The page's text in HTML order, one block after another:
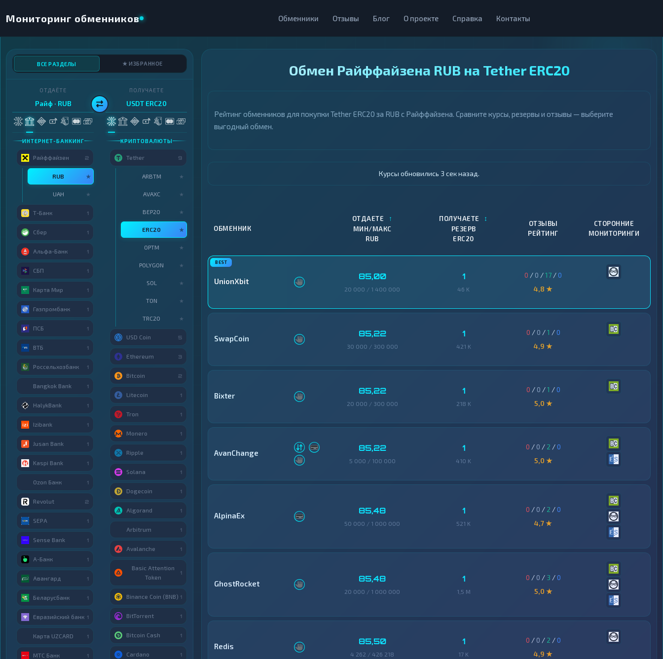
Мониторинг обменников Обменники Отзывы Блог О проекте Справка Контакты
Обмен Райффайзена RUB на Tether ERC20
Рейтинг обменников для покупки Tether ERC20 за RUB с Райффайзена. Сравните курсы, резервы и отзывы — выберите
выгодный обмен.
Курсы обновились 4 сек назад.
ОБМЕННИК
ОТДАЕТЕ ↑
МИН/МАКС
RUB
ПОЛУЧАЕТЕ ↕
РЕЗЕРВ
ERC20
ОТЗЫВЫ
РЕЙТИНГ
СТОРОННИЕ
МОНИТОРИНГИ
UnionXbit 85,00
20 000 / 1 400 000
1
46 K
0 / 0 /17 /0
4,8 ★
SwapCoin 85,22
30 000 / 300 000
1
421 K
0 / 0 /1 /0
4,9 ★
Bixter 85,22
20 000 / 300 000
1
218 K
0 / 0 /1 /0
5,0 ★
AvanChange 85,22
5 000 / 100 000
1
410 K
0 / 0 / 2 /0
5,0 ★
AlpinaEx 85,48
50 000 / 1 000 000
1
521 K
0 / 0 / 2 /0
4,7 ★
GhostRocket 85,48
20 000 / 1 000 000
1
1,5 M
0 / 0 / 3 /0
5,0 ★
Redis 85,50
4 262 / 426 218
1
17 K
0 / 0 / 2 /0
4,9 ★
ВСЕ РАЗДЕЛЫ ★ ИЗБРАННОЕ
ОТДАЁТЕ
Райф · RUB
ИНТЕРНЕТ-БАНКИНГ
Райффайзен 2
RUB ★
UAH ★
Т-Банк 1
Сбер 1
Альфа-Банк 1
СБП 1
Карта Мир 1
Газпромбанк 1
ПСБ 1
ВТБ 1
Россельхозбанк 1
Bangkok Bank 1
HalykBank 1
Izibank 1
Jusan Bank 1
Kaspi Bank 1
Ozon Банк 1
Revolut 2
SEPA 1
Sense Bank 1
А-Банк 1
Авангард 1
Беларусбанк 1
Евразийский банк 1
Карта UZCARD 1
МТС Банк 1
ПОЛУЧАЕТЕ
USDT ERC20
КРИПТОВАЛЮТЫ
Tether 9
ARBTM ★
AVAXC ★
BEP20 ★
ERC20 ★
OPTM ★
POLYGON ★
SOL ★
TON ★
TRC20 ★
USD Coin 5
Ethereum 3
Bitcoin 2
Litecoin 1
Tron 1
Monero 1
Ripple 1
Solana 1
Dogecoin 1
Algorand 1
Arbitrum 1
Avalanche 1
Basic Attention
Token
1
Binance Coin (BNB) 1
BitTorrent 1
Bitcoin Cash 1
Cardano 1